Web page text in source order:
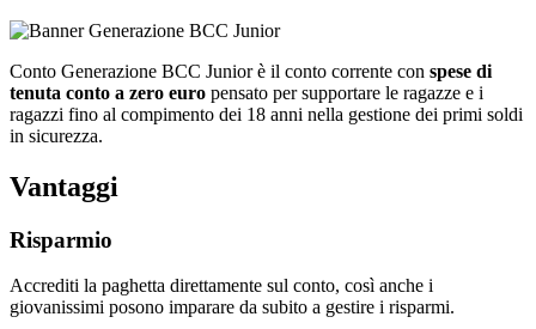
Conto Generazione BCC Junior è il conto corrente con spese di
tenuta conto a zero euro pensato per supportare le ragazze e i
ragazzi fino al compimento dei 18 anni nella gestione dei primi soldi
in sicurezza.
Vantaggi
Risparmio
Accrediti la paghetta direttamente sul conto, così anche i
giovanissimi posono imparare da subito a gestire i risparmi.